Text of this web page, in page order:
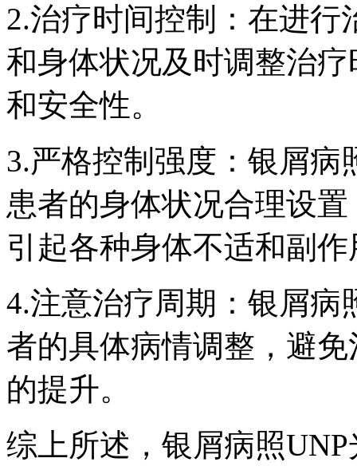
2.治疗时间控制：在进
和身体状况及时调整治
和安全性。
3.严格控制强度：银屑病
患者的身体状况合理设
引起各种身体不适和副作
4.注意治疗周期：银屑病
者的具体病情调整，避
的提升。
综上所述，银屑病照